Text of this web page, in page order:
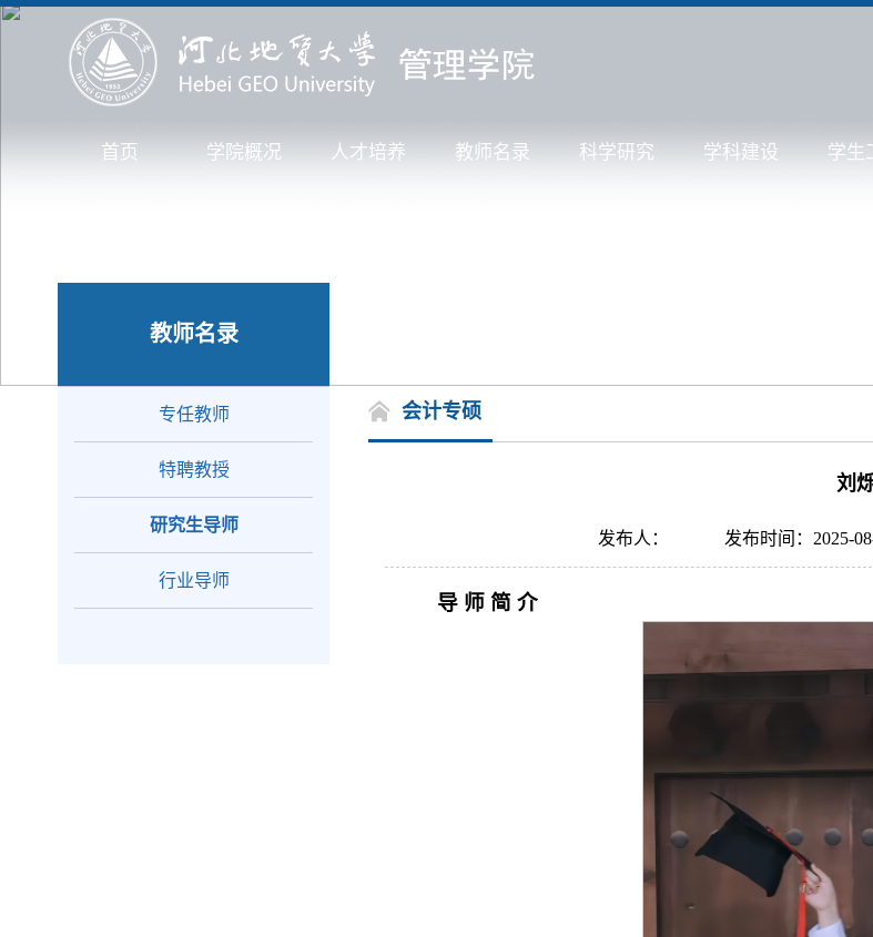
首页 学院概况 人才培养 教师名录 科学研究 学科建设 学生
教师名录
专任教师
特聘教授
研究生导师
行业导师
会计专硕
刘
发布人： 发布时间：2025-
导 师 简 介